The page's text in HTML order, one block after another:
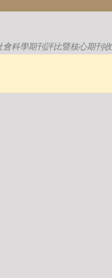
科學期刊評比暨核心期刊